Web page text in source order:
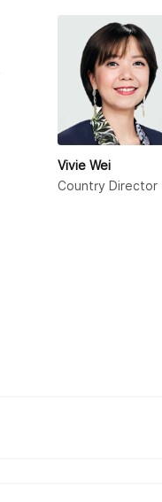
Vivie Wei
Country Director